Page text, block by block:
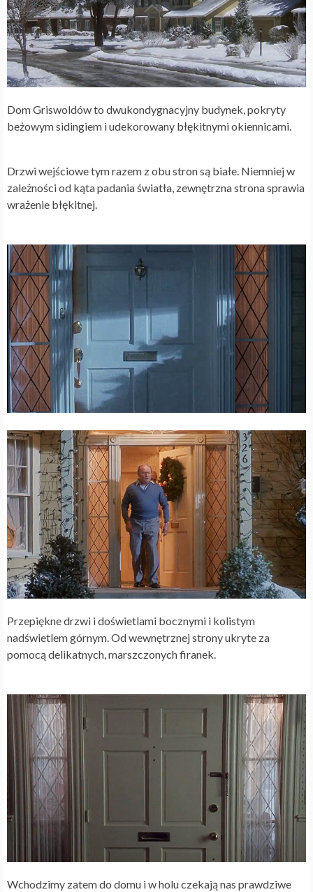
Dom Griswoldów to dwukondygnacyjny budynek, pokryty
beżowym sidingiem i udekorowany błękitnymi okiennicami.
Drzwi wejściowe tym razem z obu stron są białe. Niemniej w
zależności od kąta padania światła, zewnętrzna strona sprawia
wrażenie błękitnej.
Przepiękne drzwi i doświetlami bocznymi i kolistym
nadświetlem górnym. Od wewnętrznej strony ukryte za
pomocą delikatnych, marszczonych firanek.
Wchodzimy zatem do domu i w holu czekają nas prawdziwe